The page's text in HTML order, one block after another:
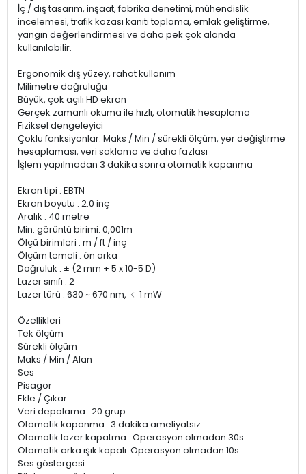
İç / dış tasarım, inşaat, fabrika denetimi, mühendislik
incelemesi, trafik kazası kanıtı toplama, emlak geliştirme,
yangın değerlendirmesi ve daha pek çok alanda
kullanılabilir.
Ergonomik dış yüzey, rahat kullanım
Milimetre doğruluğu
Büyük, çok açılı HD ekran
Gerçek zamanlı okuma ile hızlı, otomatik hesaplama
Fiziksel dengeleyici
Çoklu fonksiyonlar: Maks / Min / sürekli ölçüm, yer değiştirme
hesaplaması, veri saklama ve daha fazlası
İşlem yapılmadan 3 dakika sonra otomatik kapanma
Ekran tipi : EBTN
Ekran boyutu : 2.0 inç
Aralık : 40 metre
Min. görüntü birimi: 0,001m
Ölçü birimleri : m / ft / inç
Ölçüm temeli : ön arka
Doğruluk : ± (2 mm + 5 x 10-5 D)
Lazer sınıfı : 2
Lazer türü : 630 ~ 670 nm, ﹤ 1 mW
Özellikleri
Tek ölçüm
Sürekli ölçüm
Maks / Min / Alan
Ses
Pisagor
Ekle / Çıkar
Veri depolama : 20 grup
Otomatik kapanma : 3 dakika ameliyatsız
Otomatik lazer kapatma : Operasyon olmadan 30s
Otomatik arka ışık kapalı: Operasyon olmadan 10s
Ses göstergesi